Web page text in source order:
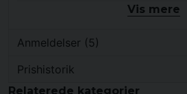
et fast greb på jorden.
Udvendigt materiale:
For: polyester
Vis mere
Anmeldelser (5)
Prishistorik
Relaterede kategorier